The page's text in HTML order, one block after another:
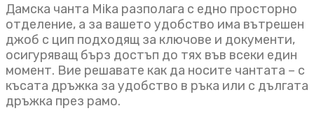
Дамска чанта Mika разполага с едно просторно
отделение, а за вашето удобство има вътрешен
джоб с цип подходящ за ключове и документи,
осигуряващ бърз достъп до тях във всеки един
момент. Вие решавате как да носите чантата – с
късата дръжка за удобство в ръка или с дългата
дръжка през рамо.